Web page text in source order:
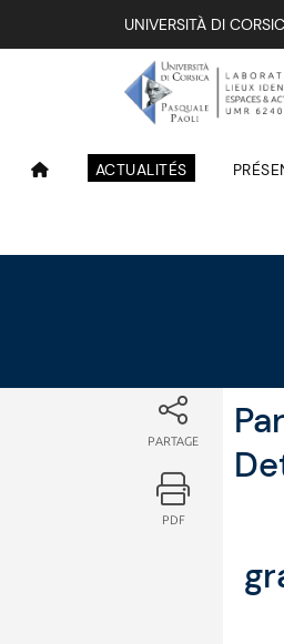
UNIVERSITÀ DI
ACTUALITÉS
PARTAGE
PDF